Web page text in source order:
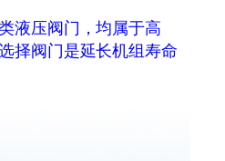
液压阀门，均属于高
择阀门是延长机组寿命